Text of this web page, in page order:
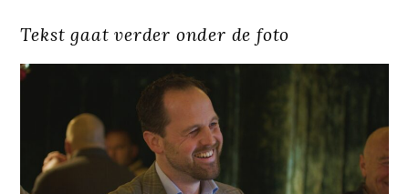
Tekst gaat verder onder de foto